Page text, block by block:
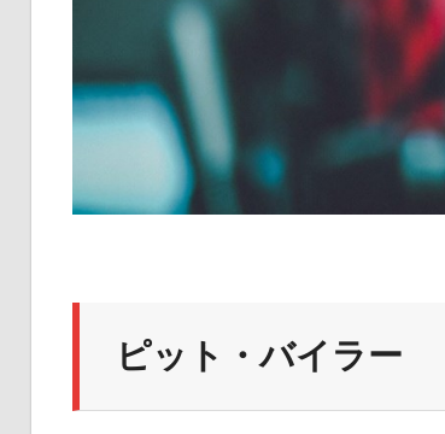
ピット・バイラー